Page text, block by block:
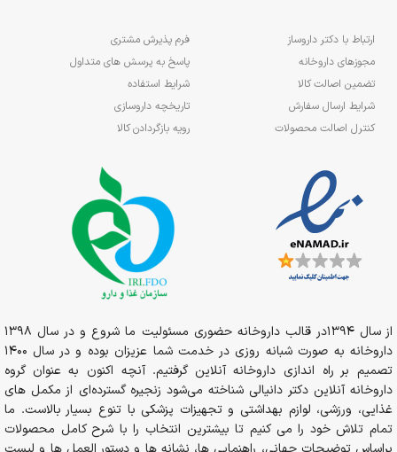
ارتباط با دکتر داروساز
مجوزهای داروخانه
تضمین اصالت کالا
شرایط ارسال سفارش
کنترل اصالت محصولات
فرم پذیرش مشتری
پاسخ به پرسش های متداول
شرایط استفاده
تاریخچه داروسازی
رویه بازگردادن کالا
از سال 1394در قالب داروخانه حضوری مسئولیت ما شروع و در سال 1398
داروخانه به صورت شبانه روزی در خدمت شما عزیزان بوده و در سال 1400
تصمیم بر راه اندازی داروخانه آنلاین گرفتیم. آنچه اکنون به عنوان گروه
داروخانه آنلاین دکتر دانیالی شناخته می‌شود زنجیره گسترده‌ای از مکمل های
غذایی، ورزشی، لوازم بهداشتی و تجهیزات پزشکی با تنوع بسیار بالاست. ما
تمام تلاش خود را می کنیم تا بیشترین انتخاب را با شرح کامل محصولات